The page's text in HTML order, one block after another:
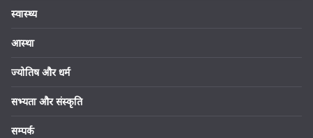
स्वास्थ्य
आस्था
ज्योतिष और धर्म
सभ्यता और संस्कृति
सम्पर्क